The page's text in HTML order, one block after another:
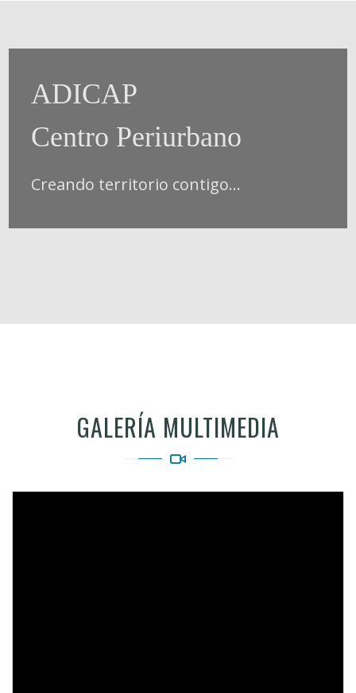
ADICAP
Centro Periurbano
Creando territorio contigo...
GALERÍA MULTIMEDIA